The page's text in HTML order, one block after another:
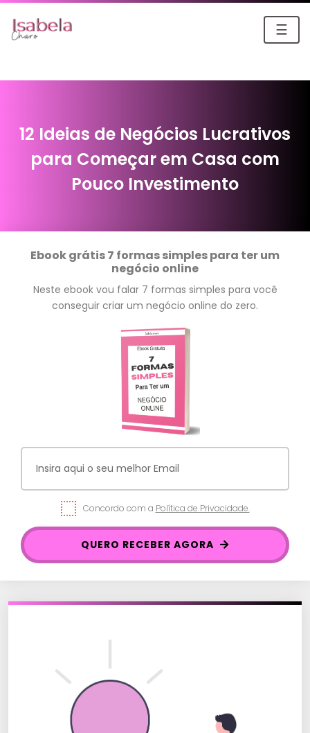
☰
12 Ideias de Negócios Lucrativos
para Começar em Casa com
Pouco Investimento
Ebook grátis 7 formas simples para ter um
negócio online
Neste ebook vou falar 7 formas simples para você
conseguir criar um negócio online do zero.
Concordo com a Política de Privacidade.
QUERO RECEBER AGORA